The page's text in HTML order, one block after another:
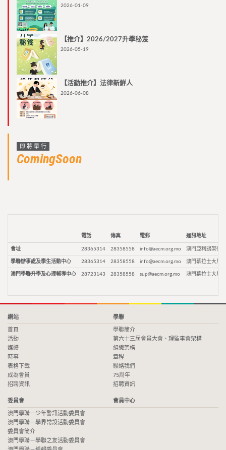
2026-01-09
【推介】2026/2027升學秘笈
2026-05-19
【活動推介】法律新鮮人
2026-06-08
即將舉行
ComingSoon
電話 傳真 電郵 通訊地址
會址 28365314 28358558 info@aecm.org.mo 澳門亞利鴉架街9
學聯辦事處及學生活動中心 28365314 28358558 info@aecm.org.mo 澳門慕拉士大馬
澳門學聯升學及心理輔導中心 28723143 28358558 sup@aecm.org.mo 澳門慕拉士大馬
網站
首頁
活動
媒體
時事
表格下載
成為會員
招聘資訊
學聯
學聯簡介
第六十三屆會員大會、理監事會架構
組織架構
章程
聯絡我們
75周年
招聘資訊
委員會
澳門學聯－少年警訊活動委員會
澳門學聯－學界常設活動委員會
委員會簡介
澳門學聯－學聯之友活動委員會
會員中心